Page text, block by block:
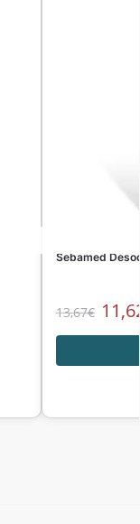
Sebamed
13,67€